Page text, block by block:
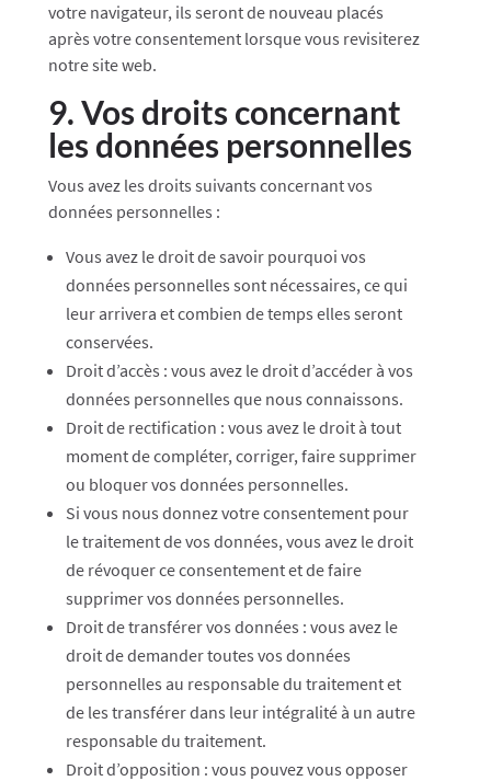
votre navigateur, ils seront de nouveau placés
après votre consentement lorsque vous revisiterez
notre site web.
9. Vos droits concernant
les données personnelles
Vous avez les droits suivants concernant vos
données personnelles :
Vous avez le droit de savoir pourquoi vos
données personnelles sont nécessaires, ce qui
leur arrivera et combien de temps elles seront
conservées.
Droit d’accès : vous avez le droit d’accéder à vos
données personnelles que nous connaissons.
Droit de rectification : vous avez le droit à tout
moment de compléter, corriger, faire supprimer
ou bloquer vos données personnelles.
Si vous nous donnez votre consentement pour
le traitement de vos données, vous avez le droit
de révoquer ce consentement et de faire
supprimer vos données personnelles.
Droit de transférer vos données : vous avez le
droit de demander toutes vos données
personnelles au responsable du traitement et
de les transférer dans leur intégralité à un autre
responsable du traitement.
Droit d’opposition : vous pouvez vous opposer